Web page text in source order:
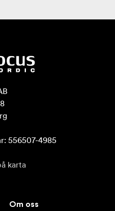
556507-4985
karta
Om oss